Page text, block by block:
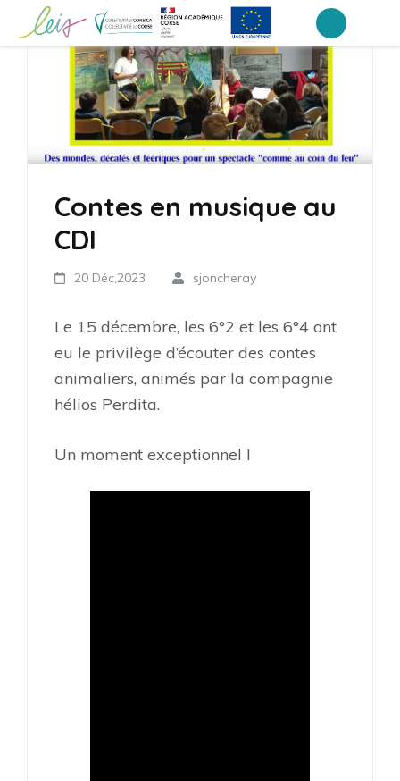
Collège Laetitia Bonaparte – Ajaccio
Contes en musique au
CDI
20 Déc,2023 sjoncheray
Le 15 décembre, les 6°2 et les 6°4 ont
eu le privilège d’écouter des contes
animaliers, animés par la compagnie
hélios Perdita.
Un moment exceptionnel !